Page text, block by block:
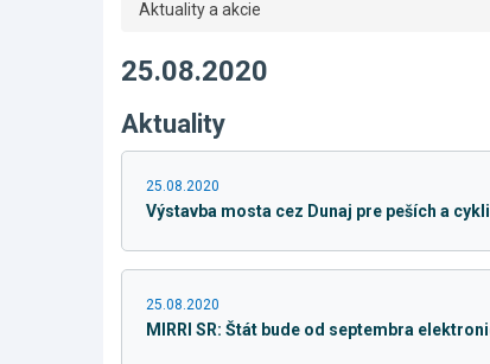
Aktuality a akcie
25.08.2020
Aktuality
25.08.2020
Výstavba mosta cez Dunaj pre peších a
25.08.2020
MIRRI SR: Štát bude od septembra